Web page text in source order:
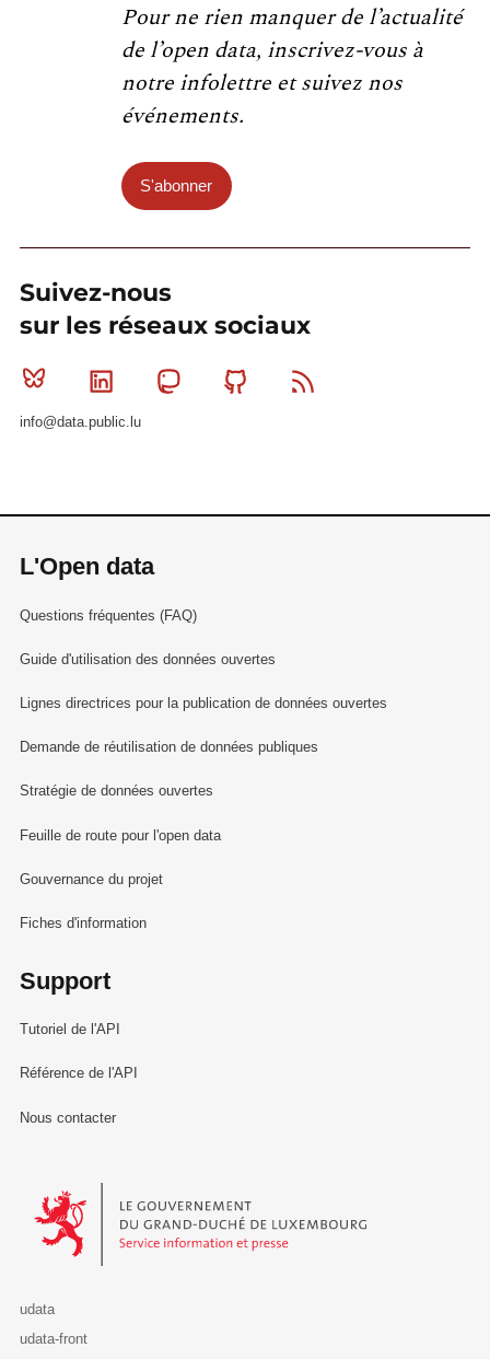
Pour ne rien manquer de l’actualité
de l’open data, inscrivez-vous à
notre infolettre et suivez nos
événements.
S'abonner
Suivez-nous
sur les réseaux sociaux
Bluesky Linkedin MastodonGithub
info@data.public.lu
L'Open data
Questions fréquentes (FAQ)
Guide d'utilisation des données ouvertes
Lignes directrices pour la publication de données ouvertes
Demande de réutilisation de données publiques
Stratégie de données ouvertes
Feuille de route pour l'open data
Gouvernance du projet
Fiches d'information
Support
Tutoriel de l'API
Référence de l'API
Nous contacter
Le Gouvernement du Grand-Duché de Luxembourg - Service
udata
udata-front